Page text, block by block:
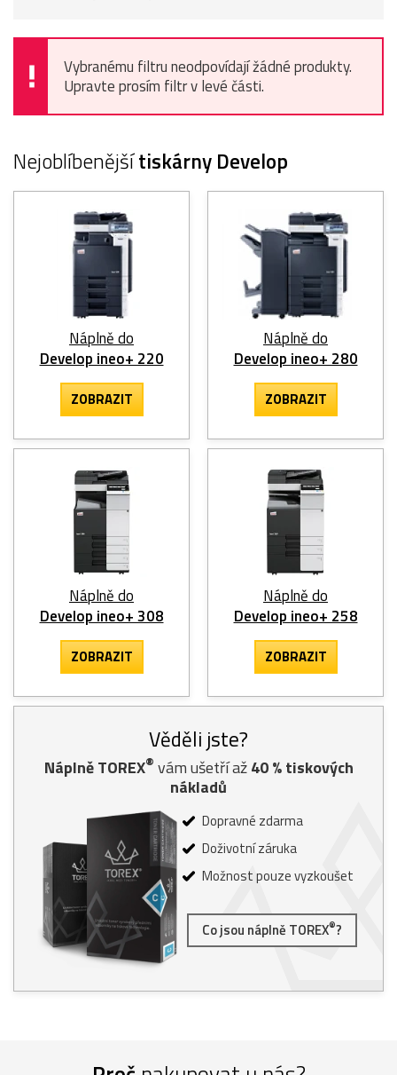
Vybranému filtru neodpovídají žádné produkty.
Upravte prosím filtr v levé části.
Nejoblíbenějšítiskárny Develop
Náplně do
Develop ineo+ 220
ZOBRAZIT
Náplně do
Develop ineo+ 280
ZOBRAZIT
Náplně do
Develop ineo+ 308
ZOBRAZIT
Náplně do
Develop ineo+ 258
ZOBRAZIT
Věděli jste?
Náplně TOREX® vám ušetří až40% tiskových
nákladů
Dopravné zdarma
Doživotní záruka
Možnost pouze vyzkoušet
Co jsou náplně TOREX®?